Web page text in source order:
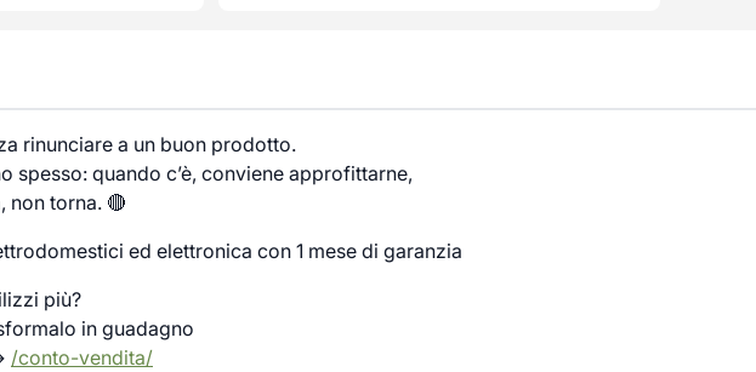
rinunciare a un buon prodotto.
spesso: quando c’è, conviene approfittarne,
non torna. 🔴
ed elettronica con 1 mese di garanzia
più?
in guadagno
/conto-vendita/